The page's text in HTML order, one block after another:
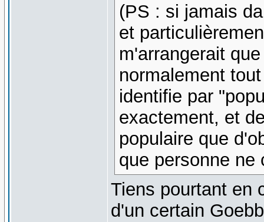
(PS : si jamais
et
m'arrangerait
normalement
identifie par
exactement, et
populaire que
que personne
Tiens pourtant en
d'un certain